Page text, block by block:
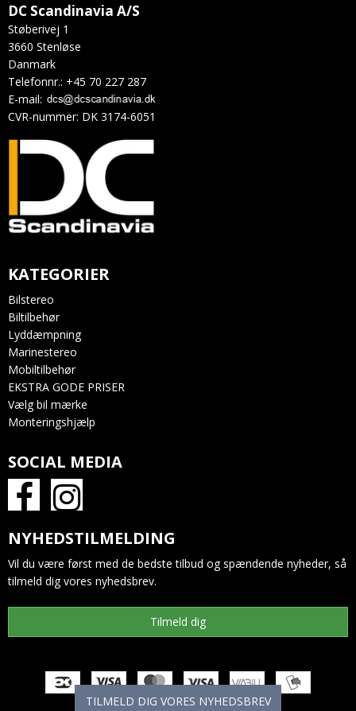
DC Scandinavia A/S
Støberivej 1
3660 Stenløse
Danmark
Telefonnr.: +45 70 227 287
E-mail:
CVR-nummer: DK 3174-6051
KATEGORIER
Bilstereo
Biltilbehør
Lyddæmpning
Marinestereo
Mobiltilbehør
EKSTRA GODE PRISER
Vælg bil mærke
Monteringshjælp
SOCIAL MEDIA
NYHEDSTILMELDING
Vil du være først med de bedste tilbud og spændende nyheder, så
tilmeld dig vores nyhedsbrev.
Tilmeld dig
TILMELD DIG VORES NYHEDSBREV